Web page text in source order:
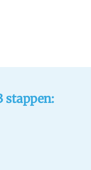
stappen: